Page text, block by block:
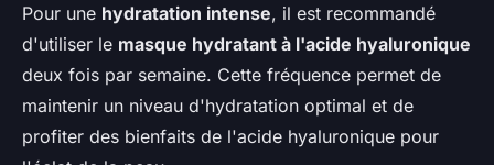
Pour une hydratation intense, il est recommandé
d'utiliser le masque hydratant à l'acide hyaluronique
deux fois par semaine. Cette fréquence permet de
maintenir un niveau d'hydratation optimal et de
profiter des bienfaits de l'acide hyaluronique pour